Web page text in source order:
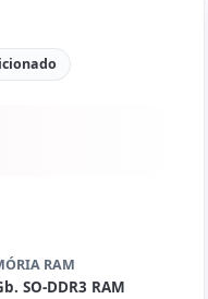
RAM
SO-DDR3 RAM